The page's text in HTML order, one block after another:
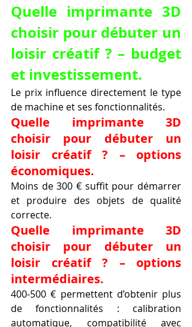
Quelle imprimante 3D
choisir pour débuter un
loisir créatif ? – budget
et investissement.
Le prix influence directement le type
de machine et ses fonctionnalités.
Quelle imprimante 3D
choisir pour débuter un
loisir créatif ? – options
économiques.
Moins de 300 € suffit pour démarrer
et produire des objets de qualité
correcte.
Quelle imprimante 3D
choisir pour débuter un
loisir créatif ? – options
intermédiaires.
400-500 € permettent d’obtenir plus
de fonctionnalités : calibration
automatique, compatibilité avec